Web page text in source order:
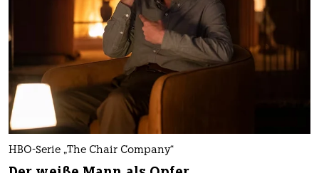
HBO-Serie „The Chair Company“